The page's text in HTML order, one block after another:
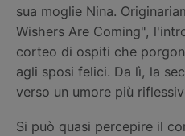
sua moglie Nina.
Wishers Are Coming",
corteo di ospiti che
agli sposi felici. Da lì, la
verso un umore più
Si può quasi percepire il